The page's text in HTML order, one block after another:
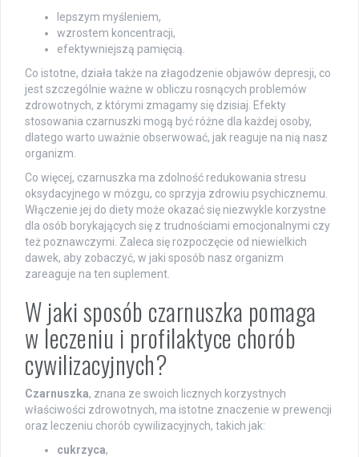
lepszym myśleniem,
wzrostem koncentracji,
efektywniejszą pamięcią.
Co istotne, działa także na złagodzenie objawów depresji, co
jest szczególnie ważne w obliczu rosnących problemów
zdrowotnych, z którymi zmagamy się dzisiaj. Efekty
stosowania czarnuszki mogą być różne dla każdej osoby,
dlatego warto uważnie obserwować, jak reaguje na nią nasz
organizm.
Co więcej, czarnuszka ma zdolność redukowania stresu
oksydacyjnego w mózgu, co sprzyja zdrowiu psychicznemu.
Włączenie jej do diety może okazać się niezwykle korzystne
dla osób borykających się z trudnościami emocjonalnymi czy
też poznawczymi. Zaleca się rozpoczęcie od niewielkich
dawek, aby zobaczyć, w jaki sposób nasz organizm
zareaguje na ten suplement.
W jaki sposób czarnuszka pomaga
w leczeniu i profilaktyce chorób
cywilizacyjnych?
Czarnuszka, znana ze swoich licznych korzystnych
właściwości zdrowotnych, ma istotne znaczenie w prewencji
oraz leczeniu chorób cywilizacyjnych, takich jak:
cukrzyca,